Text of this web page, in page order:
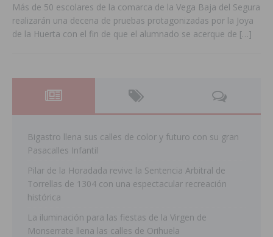
Más de 50 escolares de la comarca de la Vega Baja del Segura
realizarán una decena de pruebas protagonizadas por la Joya
de la Huerta con el fin de que el alumnado se acerque de […]
Bigastro llena sus calles de color y futuro con su gran
Pasacalles Infantil
Pilar de la Horadada revive la Sentencia Arbitral de
Torrellas de 1304 con una espectacular recreación
histórica
La iluminación para las fiestas de la Virgen de
Monserrate llena las calles de Orihuela